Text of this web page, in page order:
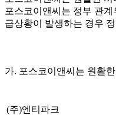
포스코이앤씨는 정부 관
급상황이 발생하는 경우
가. 포스코이앤씨는 원활
(주)엔티파크